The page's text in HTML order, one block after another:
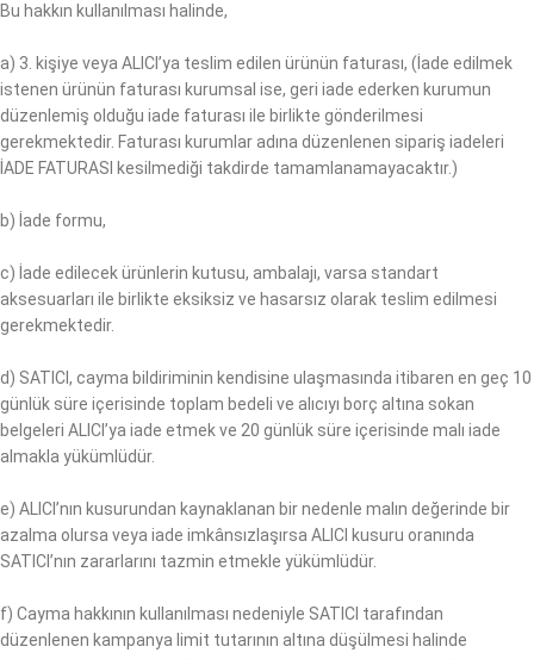
Bu hakkın kullanılması halinde,
a) 3. kişiye veya ALICI’ya teslim edilen ürünün faturası, (İade edilmek
istenen ürünün faturası kurumsal ise, geri iade ederken kurumun
düzenlemiş olduğu iade faturası ile birlikte gönderilmesi
gerekmektedir. Faturası kurumlar adına düzenlenen sipariş iadeleri
İADE FATURASI kesilmediği takdirde tamamlanamayacaktır.)
b) İade formu,
c) İade edilecek ürünlerin kutusu, ambalajı, varsa standart
aksesuarları ile birlikte eksiksiz ve hasarsız olarak teslim edilmesi
gerekmektedir.
d) SATICI, cayma bildiriminin kendisine ulaşmasında itibaren en geç 10
günlük süre içerisinde toplam bedeli ve alıcıyı borç altına sokan
belgeleri ALICI’ya iade etmek ve 20 günlük süre içerisinde malı iade
almakla yükümlüdür.
e) ALICI’nın kusurundan kaynaklanan bir nedenle malın değerinde bir
azalma olursa veya iade imkânsızlaşırsa ALICI kusuru oranında
SATICI’nın zararlarını tazmin etmekle yükümlüdür.
f) Cayma hakkının kullanılması nedeniyle SATICI tarafından
düzenlenen kampanya limit tutarının altına düşülmesi halinde